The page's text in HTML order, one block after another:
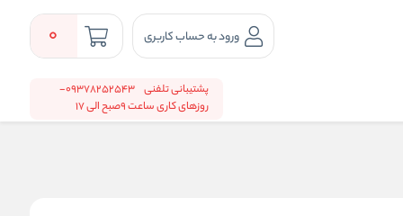
ورود به حساب کاربری 0
پشتیبانی تلفنی
09378252543-
روزهای کاری ساعت 9صبح الی 17